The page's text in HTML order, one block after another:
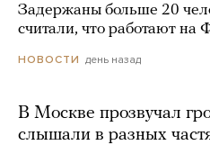
Задержаны больше 20
считали, что работают на
НОВОСТИ день назад
В Москве прозвучал
слышали в разных